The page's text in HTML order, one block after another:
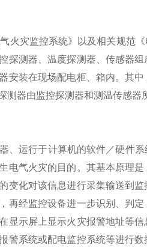
灾监控系统》以及相关规范《
探测器、温度探测器、传感器
安装在现场配电柜、箱内。其
器由监控探测器和测温传感器
运行于计算机的软件／硬件系
电气火灾的目的。其基本原理
变化对该信息进行采集输送到
再经监控设备进一步识别、判
显示屏上显示火灾报警地址等
警系统或配电监控系统等进行